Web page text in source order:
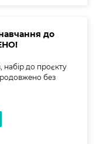
до
набір до проєкту
без